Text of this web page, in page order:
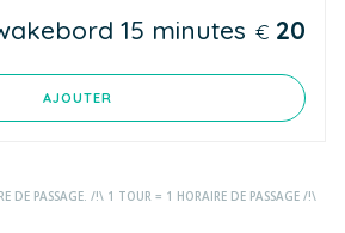
€ 20
15 minutes
AJOUTER
DE PASSAGE. /!\ 1 TOUR = 1 HORAIRE DE PASSAGE /!\